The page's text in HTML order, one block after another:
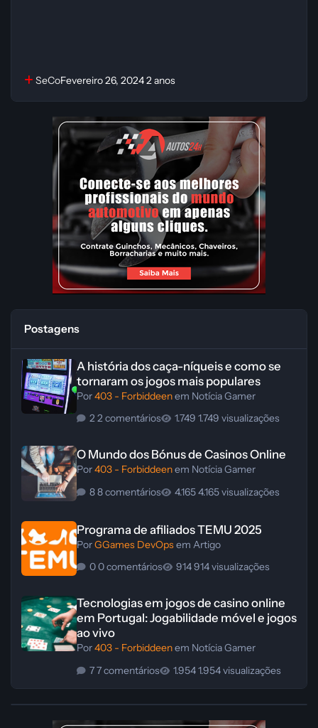
SeCoFevereiro 26, 20242 anos
Postagens
A história dos caça-níqueis e como se
tornaram os jogos mais populares
Por403 - Forbiddeenem Notícia Gamer
2 comentários
1.749 visualizações
O Mundo dos Bónus de Casinos Online
Por403 - Forbiddeenem Notícia Gamer
8 comentários
4.165 visualizações
Programa de afiliados TEMU 2025
PorGGames DevOpsem Artigo
0 comentários
914 visualizações
Tecnologias em jogos de casino online
em Portugal: Jogabilidade móvel e jogos
ao vivo
Por403 - Forbiddeenem Notícia Gamer
7 comentários
1.954 visualizações